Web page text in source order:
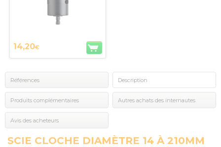
14,20€
Références Description
Produits complémentaires Autres achats des internautes
Avis des acheteurs
SCIE CLOCHE DIAMÈTRE 14 À 210MM